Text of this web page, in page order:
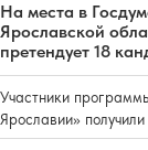
На места в
Ярославской
претендует 18
Участники
Ярославии»